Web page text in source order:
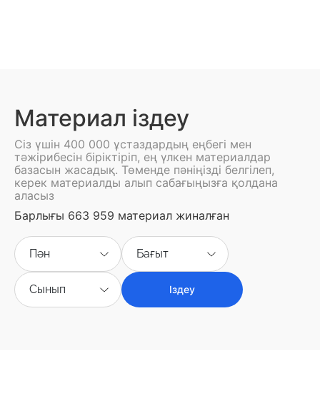
Материал іздеу
Сіз үшін 400 000 ұстаздардың еңбегі мен
тәжірибесін біріктіріп, ең үлкен материалдар
базасын жасадық. Төменде пәніңізді белгілеп,
керек материалды алып сабағыңызға қолдана
аласыз
Барлығы 663 959 материал жиналған
Пән Бағыт
Сынып Іздеу